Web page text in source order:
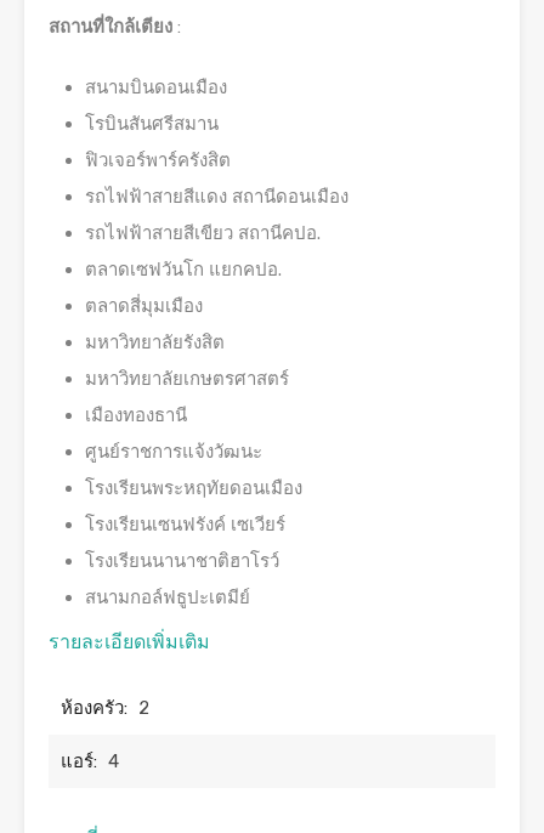
สถานที่ใกล้เตียง :
สนามบินดอนเมือง
โรบินสันศรีสมาน
ฟิวเจอร์พาร์ครังสิต
รถไฟฟ้าสายสีแดง สถานีดอนเมือง
รถไฟฟ้าสายสีเขียว สถานีคปอ.
ตลาดเซฟวันโก แยกคปอ.
ตลาดสี่มุมเมือง
มหาวิทยาลัยรังสิต
มหาวิทยาลัยเกษตรศาสตร์
เมืองทองธานี
ศูนย์ราชการแจ้งวัฒนะ
โรงเรียนพระหฤทัยดอนเมือง
โรงเรียนเซนฟรังค์ เซเวียร์
โรงเรียนนานาชาติฮาโรว์
สนามกอล์ฟธูปะเตมีย์
รายละเอียดเพิ่มเติม
ห้องครัว: 2
แอร์: 4